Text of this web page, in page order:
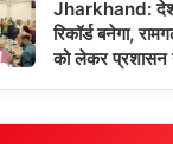
Jharkhand: देश
रिकॉर्ड बनेगा,
को लेकर